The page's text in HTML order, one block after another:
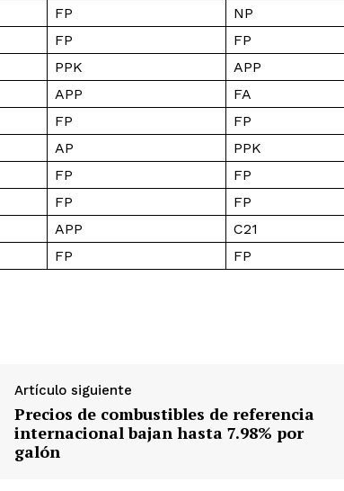
FP
NP
FP
FP
PPK
APP
APP
FA
FP
FP
AP
PPK
FP
FP
FP
FP
APP
C21
FP FP
Artículo siguiente
Precios de combustibles de referencia
internacional bajan hasta 7.98% por
galón